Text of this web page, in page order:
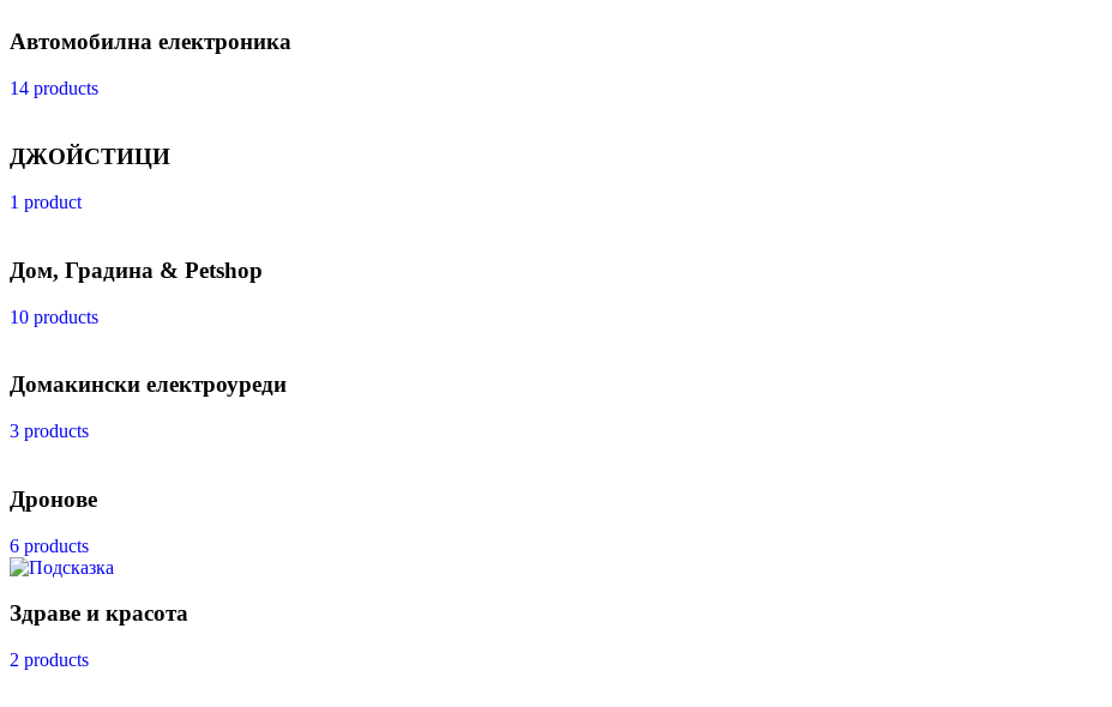
Автомобилна електроника
14 products
ДЖОЙСТИЦИ
1 product
Дом, Градина & Petshop
10 products
Домакински електроуреди
3 products
Дронове
6 products
Здраве и красота
2 products